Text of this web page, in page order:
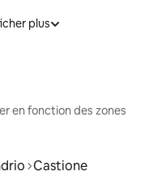
plus
en fonction des zones
Castione